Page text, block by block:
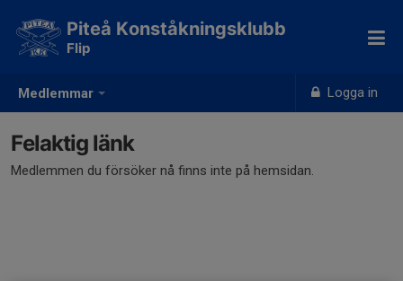
Medlemmar Logga in
Piteå Konståkningsklubb
Flip
Felaktig länk
Medlemmen du försöker nå finns inte på hemsidan.